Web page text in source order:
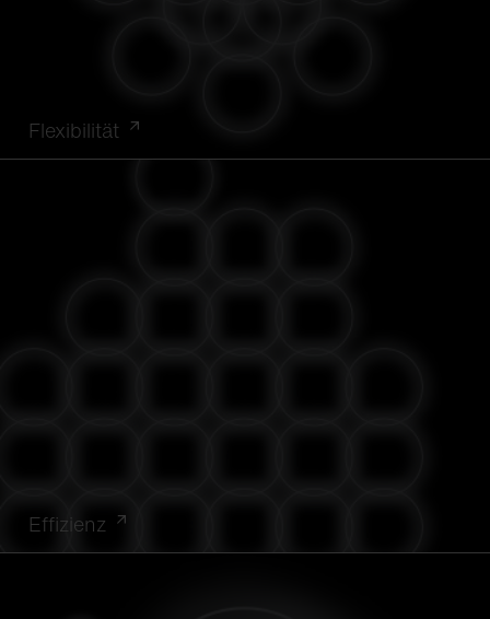
Flexibilität
Effizienz